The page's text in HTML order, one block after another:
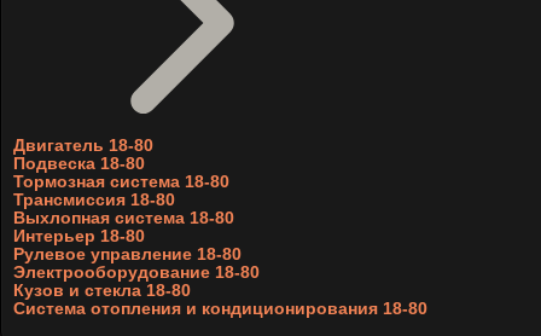
Двигатель 18-80
Подвеска 18-80
Тормозная система 18-80
Трансмиссия 18-80
Выхлопная система 18-80
Интерьер 18-80
Рулевое управление 18-80
Электрооборудование 18-80
Кузов и стекла 18-80
Система отопления и кондиционирования 18-80